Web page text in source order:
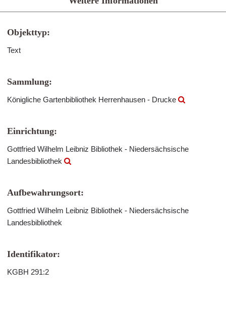
Objekttyp:
Text
Sammlung:
Königliche Gartenbibliothek Herrenhausen - Drucke
Einrichtung:
Gottfried Wilhelm Leibniz Bibliothek - Niedersächsische
Landesbibliothek
Aufbewahrungsort:
Gottfried Wilhelm Leibniz Bibliothek - Niedersächsische
Landesbibliothek
Identifikator:
KGBH 291:2